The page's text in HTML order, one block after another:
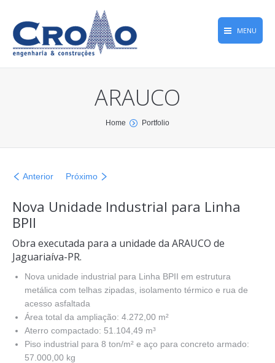
MENU
Obras
Empresa
Qualidade
ARAUCO
Home Portfolio
Anterior Próximo
Nova Unidade Industrial para Linha
BPII
Obra executada para a unidade da ARAUCO de
Jaguariaíva-PR.
Nova unidade industrial para Linha BPII em estrutura
metálica com telhas zipadas, isolamento térmico e rua de
acesso asfaltada
Área total da ampliação: 4.272,00 m²
Aterro compactado: 51.104,49 m³
Piso industrial para 8 ton/m² e aço para concreto armado:
57.000,00 kg